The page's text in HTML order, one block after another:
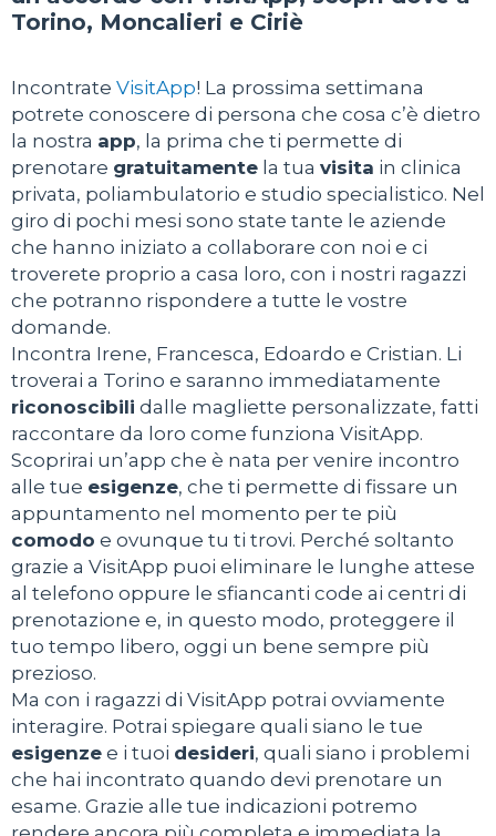
Torino, Moncalieri e Ciriè
Incontrate VisitApp! La prossima settimana
potrete conoscere di persona che cosa c’è dietro
la nostra app, la prima che ti permette di
prenotare gratuitamente la tua visita in clinica
privata, poliambulatorio e studio specialistico. Nel
giro di pochi mesi sono state tante le aziende
che hanno iniziato a collaborare con noi e ci
troverete proprio a casa loro, con i nostri ragazzi
che potranno rispondere a tutte le vostre
domande.
Incontra Irene, Francesca, Edoardo e Cristian. Li
troverai a Torino e saranno immediatamente
riconoscibili dalle magliette personalizzate, fatti
raccontare da loro come funziona VisitApp.
Scoprirai un’app che è nata per venire incontro
alle tue esigenze, che ti permette di fissare un
appuntamento nel momento per te più
comodo e ovunque tu ti trovi. Perché soltanto
grazie a VisitApp puoi eliminare le lunghe attese
al telefono oppure le sfiancanti code ai centri di
prenotazione e, in questo modo, proteggere il
tuo tempo libero, oggi un bene sempre più
prezioso.
Ma con i ragazzi di VisitApp potrai ovviamente
interagire. Potrai spiegare quali siano le tue
esigenze e i tuoi desideri, quali siano i problemi
che hai incontrato quando devi prenotare un
esame. Grazie alle tue indicazioni potremo